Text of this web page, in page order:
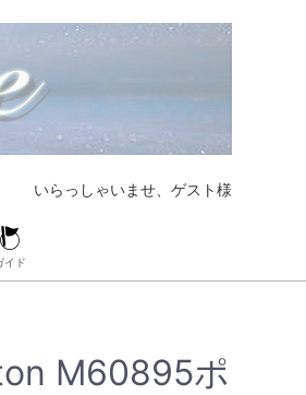
いらっしゃいませ、ゲスト様
イド
M60895ポ